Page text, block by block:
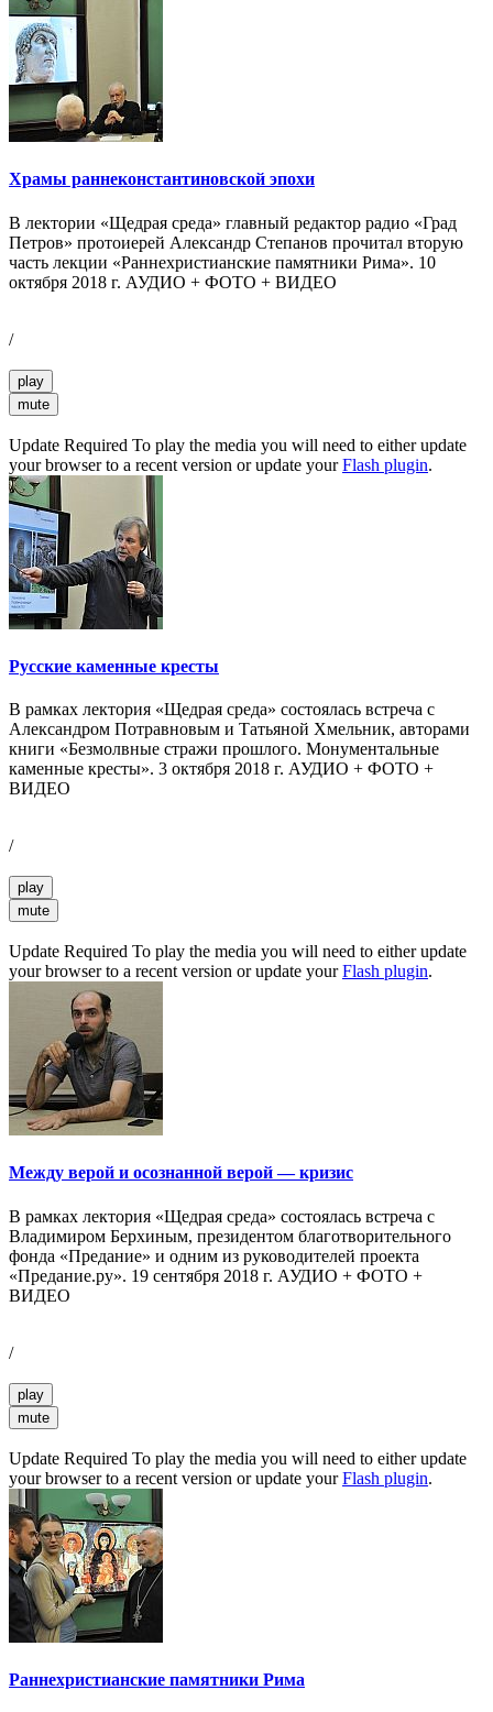
Храмы раннеконстантиновской эпохи
В лектории «Щедрая среда» главный редактор радио «Град
Петров» протоиерей Александр Степанов прочитал вторую
часть лекции «Раннехристианские памятники Рима». 10
октября 2018 г. АУДИО + ФОТО + ВИДЕО
/
play
mute
Update Required To play the media you will need to either update
your browser to a recent version or update yourFlash plugin.
Русские каменные кресты
В рамках лектория «Щедрая среда» состоялась встреча с
Александром Потравновым и Татьяной Хмельник, авторами
книги «Безмолвные стражи прошлого. Монументальные
каменные кресты». 3 октября 2018 г. АУДИО + ФОТО +
ВИДЕО
/
play
mute
Update Required To play the media you will need to either update
your browser to a recent version or update yourFlash plugin.
Между верой и осознанной верой — кризис
В рамках лектория «Щедрая среда» состоялась встреча с
Владимиром Берхиным, президентом благотворительного
фонда «Предание» и одним из руководителей проекта
«Предание.ру». 19 сентября 2018 г. АУДИО + ФОТО +
ВИДЕО
/
play
mute
Update Required To play the media you will need to either update
your browser to a recent version or update yourFlash plugin.
Раннехристианские памятники Рима